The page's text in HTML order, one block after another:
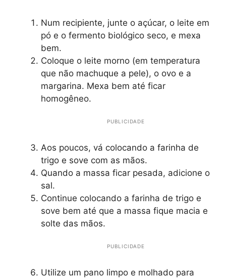
Num recipiente, junte o açúcar, o leite em
pó e o fermento biológico seco, e mexa
bem.
Coloque o leite morno (em temperatura
que não machuque a pele), o ovo e a
margarina. Mexa bem até ficar
homogêneo.
PUBLICIDADE
Aos poucos, vá colocando a farinha de
trigo e sove com as mãos.
Quando a massa ficar pesada, adicione o
sal.
Continue colocando a farinha de trigo e
sove bem até que a massa fique macia e
solte das mãos.
PUBLICIDADE
Utilize um pano limpo e molhado para